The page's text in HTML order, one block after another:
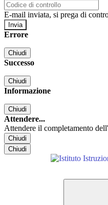
E-mail inviata, si prega di
Errore
Chiudi
Successo
Chiudi
Informazione
Chiudi
Attendere...
Attendere il completamento
Chiudi
Chiudi